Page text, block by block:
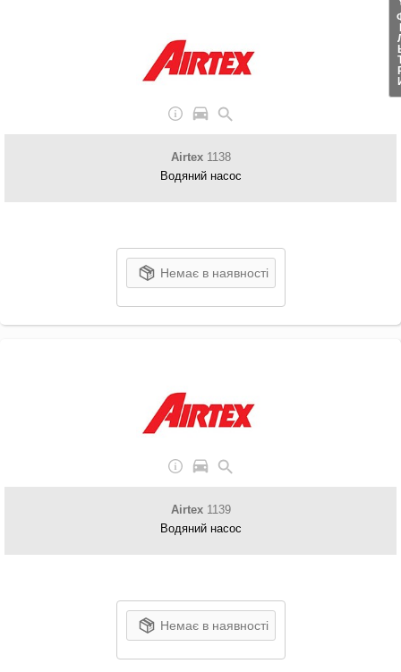
Airtex1138
Водяний насос
Немає в наявності
Airtex1139
Водяний насос
Немає в наявності